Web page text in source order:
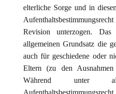
elterliche Sorge und in
Revision unterzogen.
allgemeinen Grundsatz die
auch für geschiedene oder
Eltern (zu den
Während unter